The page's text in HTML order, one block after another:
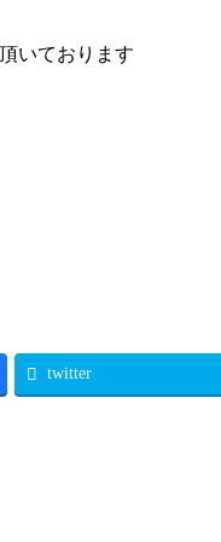
いております
twitter